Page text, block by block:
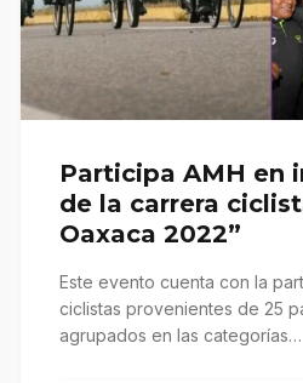
Participa AMH en
de la carrera
Oaxaca 2022”
Este evento cuenta con la
ciclistas provenientes de 25
agrupados en las categorías…